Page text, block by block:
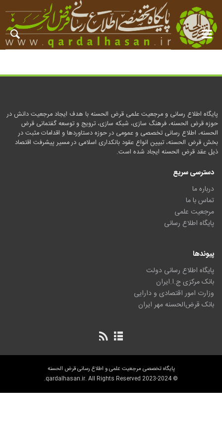
پایگاه اطلاع رسانی و مرجعیت علمی قرض الحسنه با هدف ایجاد مرجعیت دانش در
حوزه قرض الحسنه، فرهنگ سازی، شبکه سازی، ترویج و توسعه گفتمانی قرض
الحسنه، اطلاع رسانی تخصصی و عمومی در حوزه دستاوردها و اقدامات مثبت در
بخش قرض الحسنه، تبیین انواع عقود بانکداری اسلامی در مسیر پیشرفت اقتصاد
ذیل عقد قرض الحسنه ایجاد شده است.
دسترسی سریع
درباره ما
تماس با ما
مرجعیت علمی
پایگاه اطلاع رسانی
پیوندها
پایگاه اطلاع رسانی دولت
بانک مرکزی ج.ا.ایران
وزارت امور اقتصادی و دارایی
بانک قرض‌الحسنه مهر ایران
پایگاه تخصصی مرجعیت علمی و اطلاع رسانی قرض الحسنه
© 2023-2024 qardalhasan.ir. All Rights Reserved.